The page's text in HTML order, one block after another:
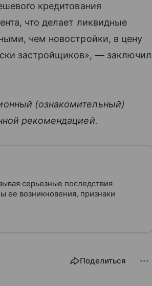
кредитования
что делает ликвидные
чем новостройки, в цену
застройщиков», — заключил
(ознакомительный)
рекомендацией.
серьезные последствия
ее возникновения, признаки
Поделиться